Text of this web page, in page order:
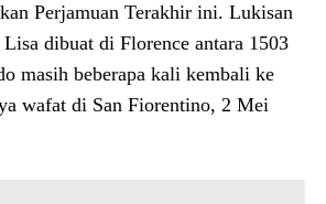
Perjamuan Terakhir ini. Lukisan
dibuat di Florence antara 1503
masih beberapa kali kembali ke
wafat di San Fiorentino, 2 Mei